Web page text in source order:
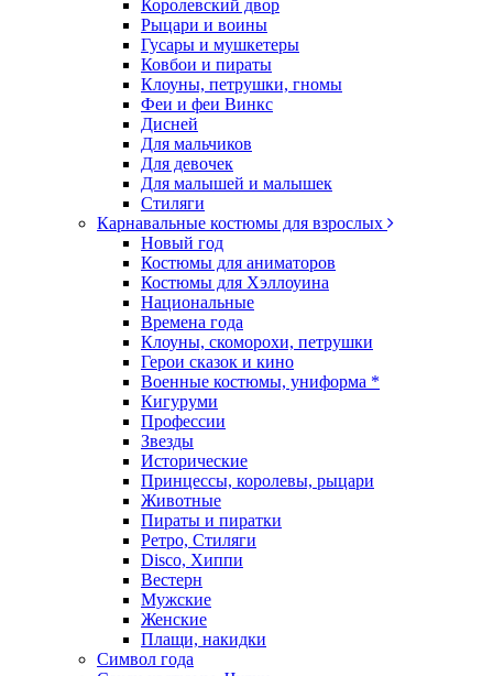
Королевский двор
Рыцари и воины
Гусары и мушкетеры
Ковбои и пираты
Клоуны, петрушки, гномы
Феи и феи Винкс
Дисней
Для мальчиков
Для девочек
Для малышей и малышек
Стиляги
Карнавальные костюмы для взрослых
Новый год
Костюмы для аниматоров
Костюмы для Хэллоуина
Национальные
Времена года
Клоуны, скоморохи, петрушки
Герои сказок и кино
Военные костюмы, униформа *
Кигуруми
Профессии
Звезды
Исторические
Принцессы, королевы, рыцари
Животные
Пираты и пиратки
Ретро, Стиляги
Disco, Хиппи
Вестерн
Мужские
Женские
Плащи, накидки
Символ года